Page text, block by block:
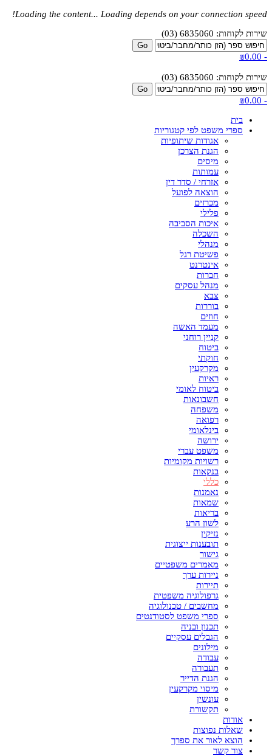
Loading the content... Loading depends on your connection speed!
שירות לקוחות: 6835060 (03)
-
₪0.00
שירות לקוחות: 6835060 (03)
-
₪0.00
בית
ספרי משפט לפי קטגוריות
אגודות שיתופיות
הגנת הצרכן
מיסים
עמותות
אזרחי / סדר דין
הוצאה לפועל
מכרזים
פלילי
איכות הסביבה
השכלה
מנהלי
פשיטת רגל
אינטרנט
חברות
מנהל עסקים
צבא
בוררות
חוזים
מעמד האשה
קניין רוחני
ביטוח
חוקתי
מקרקעין
ראיות
ביטוח לאומי
חשבונאות
משפחה
רפואה
בינלאומי
ירושה
משפט עברי
רשויות מקומיות
בנקאות
כללי
נאמנות
שמאות
בריאות
לשון הרע
נזיקין
תובענות ייצוגית
גישור
מאמרים משפטיים
ניירות ערך
תיירות
גרפולוגיה משפטית
מחשבים / טכנולוגיה
ספרי משפט לסטודנטים
תכנון ובניה
הגבלים עסקיים
מילונים
עבודה
תעבורה
הגנת הדייר
מיסוי מקרקעין
עונשין
תקשורת
אודות
שאלות נפוצות
הוצא לאור את ספרך
צור קשר